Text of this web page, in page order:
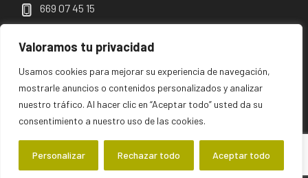
Valoramos tu privacidad
Usamos cookies para mejorar su experiencia de navegación,
mostrarle anuncios o contenidos personalizados y analizar
nuestro tráfico. Al hacer clic en “Aceptar todo” usted da su
consentimiento a nuestro uso de las cookies.
Personalizar Rechazar todo Aceptar todo
669 07 45 15